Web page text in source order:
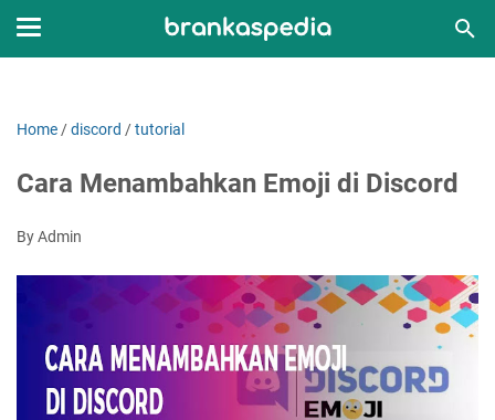
Home /discord /tutorial
Cara Menambahkan Emoji di Discord
By Admin